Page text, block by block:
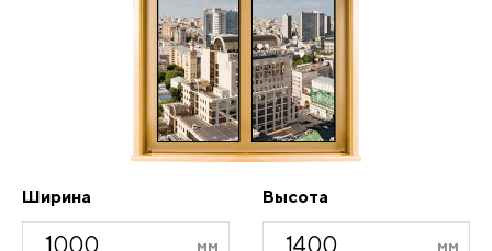
Ширина Высота